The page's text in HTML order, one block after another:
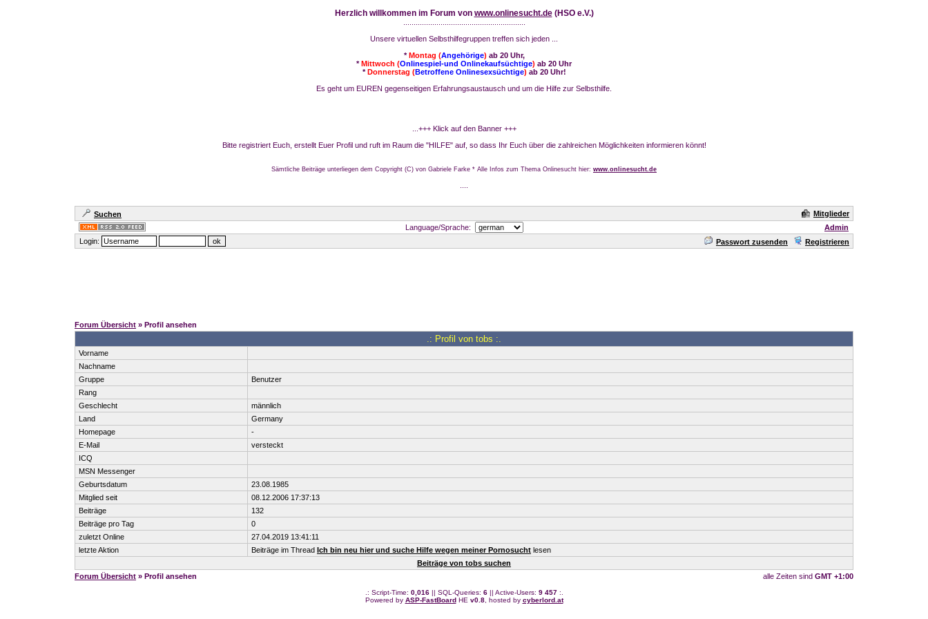
Herzlich willkommen im Forum von www.onlinesucht.de(HSO e.V.)
Unsere virtuellen Selbsthilfegruppen treffen sich jeden ...
*Montag (Angehörige) ab 20 Uhr,
*Mittwoch (Onlinespiel-und Onlinekaufsüchtige) ab 20 Uhr
*Donnerstag (Betroffene Onlinesexsüchtige) ab 20 Uhr!
Es geht um EUREN gegenseitigen Erfahrungsaustausch und um die Hilfe zur Selbsthilfe.
...+++ Klick auf den Banner +++
Bitte registriert Euch, erstellt Euer Profil und ruft im Raum die "HILFE" auf, so dass Ihr Euch über die zahlreichen Möglichkeiten informieren könnt!
Sämtliche Beiträge unterliegen dem Copyright (C) von Gabriele Farke * Alle Infos zum Thema Onlinesucht hier: www.onlinesucht.de
Suchen
Mitglieder
Language/Sprache:
Admin
Login:
Passwort zusenden Registrieren
Forum Übersicht » Profil ansehen
.: Profil von tobs :.
Vorname
Nachname
Gruppe
Benutzer
Rang
Geschlecht
männlich
Land
Germany
Homepage
-
E-Mail
versteckt
ICQ
MSN Messenger
Geburtsdatum
23.08.1985
Mitglied seit
08.12.2006 17:37:13
Beiträge
132
Beiträge pro Tag
0
zuletzt Online
27.04.2019 13:41:11
letzte Aktion
Beiträge im Thread Ich bin neu hier und suche Hilfe wegen meiner Pornosucht lesen
Beiträge von tobs suchen
Forum Übersicht » Profil ansehen alle Zeiten sind GMT +1:00
.: Script-Time: 0,016|| SQL-Queries: 6|| Active-Users: 9 457:.
Powered by ASP-FastBoardHE v0.8, hosted by cyberlord.at